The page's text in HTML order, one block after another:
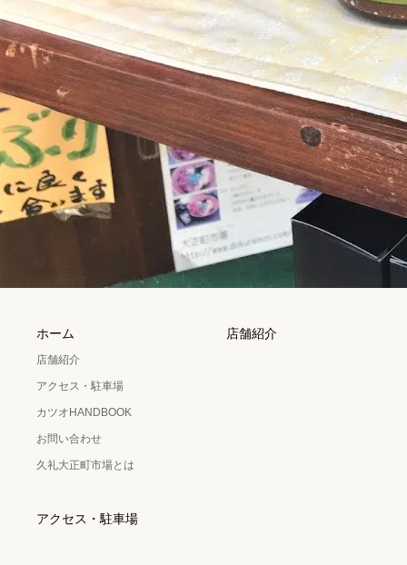
ホーム
店舗紹介
アクセス・駐車場
カツオHANDBOOK
お問い合わせ
久礼大正町市場とは
店舗紹介
アクセス・駐車場